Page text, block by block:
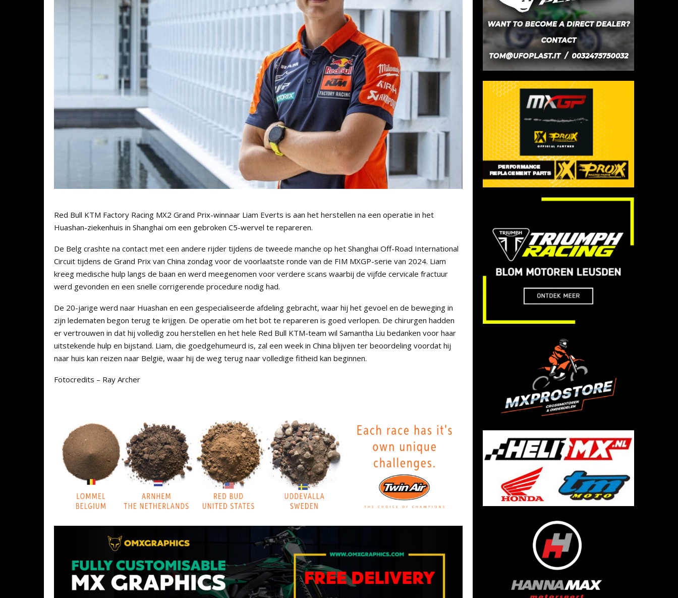
Red Bull KTM Factory Racing MX2 Grand Prix-winnaar Liam Everts is aan het herstellen na een operatie in het
Huashan-ziekenhuis in Shanghai om een ​​gebroken C5-wervel te repareren.
De Belg crashte na contact met een andere rijder tijdens de tweede manche op het Shanghai Off-Road International
Circuit tijdens de Grand Prix van China zondag voor de voorlaatste ronde van de FIM MXGP-serie van 2024. Liam
kreeg medische hulp langs de baan en werd meegenomen voor verdere scans waarbij de vijfde cervicale fractuur
werd gevonden en een snelle corrigerende procedure nodig had.
De 20-jarige werd naar Huashan en een gespecialiseerde afdeling gebracht, waar hij het gevoel en de beweging in
zijn ledematen begon terug te krijgen. De operatie om het bot te repareren is goed verlopen. De chirurgen hadden
er vertrouwen in dat hij volledig zou herstellen en het hele Red Bull KTM-team wil Samantha Liu bedanken voor haar
uitstekende hulp en bijstand. Liam, die goedgehumeurd is, zal een week in China blijven ter beoordeling voordat hij
naar huis kan reizen naar België, waar hij de weg terug naar volledige fitheid kan beginnen.
Fotocredits – Ray Archer